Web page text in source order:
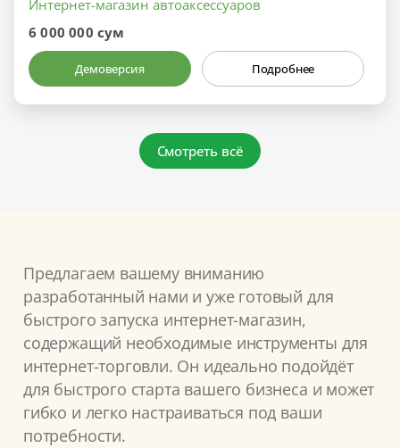
Интернет-магазин автоаксессуаров
6 000 000 сум
Демоверсия Подробнее
Смотреть всё
Предлагаем вашему вниманию
разработанный нами и уже готовый для
быстрого запуска интернет-магазин,
содержащий необходимые инструменты для
интернет-торговли. Он идеально подойдёт
для быстрого старта вашего бизнеса и может
гибко и легко настраиваться под ваши
потребности.